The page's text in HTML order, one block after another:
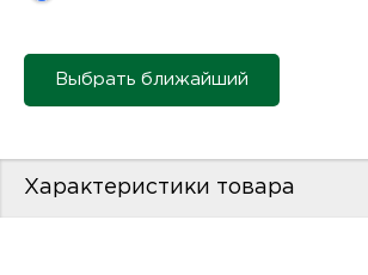
Выбрать ближайший
Характеристики товара